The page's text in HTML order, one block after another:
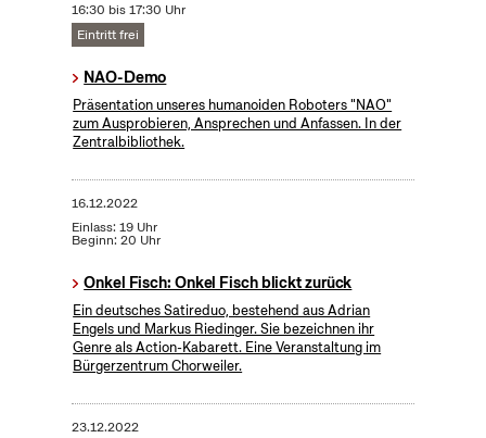
16:30 bis 17:30 Uhr
Eintritt frei
NAO-Demo
Präsentation unseres humanoiden Roboters "NAO"
zum Ausprobieren, Ansprechen und Anfassen. In der
Zentralbibliothek.
16.12.2022
Einlass: 19 Uhr
Beginn: 20 Uhr
Onkel Fisch: Onkel Fisch blickt zurück
Ein deutsches Satireduo, bestehend aus Adrian
Engels und Markus Riedinger. Sie bezeichnen ihr
Genre als Action-Kabarett. Eine Veranstaltung im
Bürgerzentrum Chorweiler.
23.12.2022